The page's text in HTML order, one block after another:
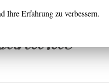
Ihre Erfahrung zu verbessern.